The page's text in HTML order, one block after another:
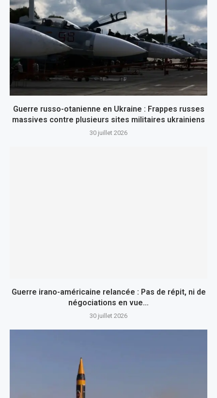
Guerre russo-otanienne en Ukraine : Frappes russes
massives contre plusieurs sites militaires ukrainiens
30 juillet 2026
Guerre irano-américaine relancée : Pas de répit, ni de
négociations en vue…
30 juillet 2026